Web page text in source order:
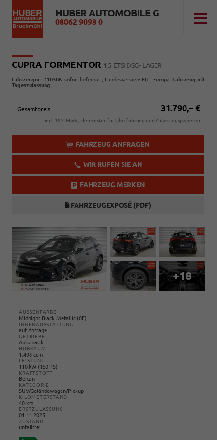
HUBER AUTOMOBILE GMBH
08062 9098 0
CUPRA FORMENTOR 1,5 ETSI DSG - LAGER
Fahrzeugnr.: 110306 sofort lieferbar , Landesversion: EU - Europa, Fahrzeug mit
Tageszulassung
Gesamtpreis 31.790,– €
incl. 19% MwSt., den Kosten für Überführung und Zulassungspapieren
FAHRZEUG ANFRAGEN
WIR RUFEN SIE AN
FAHRZEUG MERKEN
FAHRZEUGEXPOSÉ (PDF)
+18
AUSSENFARBE
Midnight Black Metallic (0E)
INNENAUSSTATTUNG
auf Anfrage
GETRIEBE
Automatik
HUBRAUM
1.498 ccm
LEISTUNG
110 kW (150 PS)
KRAFTSTOFF
Benzin
KATEGORIE
SUV/Geländewagen/Pickup
KILOMETERSTAND
40 km
ERSTZULASSUNG
01.11.2025
ZUSTAND
unfallfrei